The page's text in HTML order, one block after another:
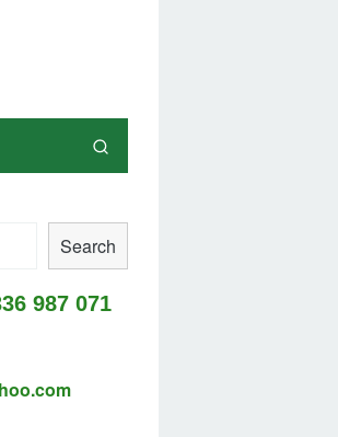
Search
987 071